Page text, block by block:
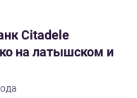
Citadele
на латышском и